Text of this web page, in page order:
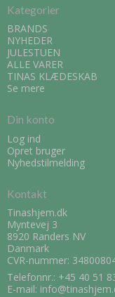
Kategorier
BRANDS
NYHEDER
JULESTUEN
ALLE VARER
TINAS KLÆDESKAB
Se mere
Din konto
Log ind
Opret bruger
Nyhedstilmelding
Kontakt
Tinashjem.dk
Myntevej 3
8920 Randers NV
Danmark
CVR-nummer:
Telefonnr.: +45 40 51
E-mail: